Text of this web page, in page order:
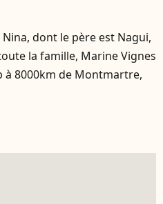
Nina, dont le père est Nagui,
la famille, Marine Vignes
à 8000km de Montmartre,